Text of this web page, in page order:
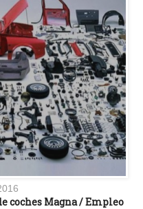
coches Magna / Empleo